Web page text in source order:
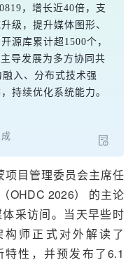
，增长近40倍，支
级，提升媒体图形、
源库累计超1500个，
导发展为多方协同共
入、分布式技术强
持续优化系统能力。
项目管理委员会主席任
OHDC 2026）
的主论
体采访间。当天早些时
师正式对外解读了
特性，并预发布了6.1